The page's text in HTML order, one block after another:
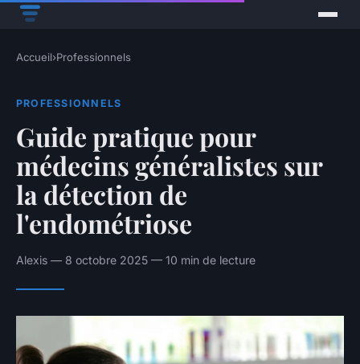
Accueil›Professionnels
PROFESSIONNELS
Guide pratique pour
médecins généralistes sur
la détection de
l'endométriose
Alexis — 8 octobre 2025 — 10 min de lecture